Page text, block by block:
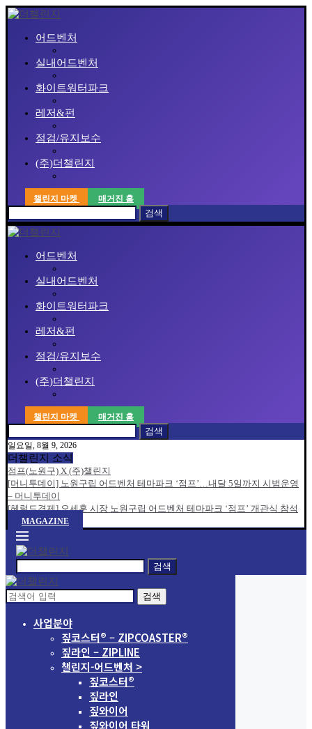
어드벤처
실내어드벤처
화이트워터파크
레저&펀
점검/유지보수
(주)더챌린지
챌린지 마켓 매거진 홈
검색
어드벤처
실내어드벤처
화이트워터파크
레저&펀
점검/유지보수
(주)더챌린지
챌린지 마켓 매거진 홈
검색
일요일, 8월 9, 2026
더챌린지 소식
점프(노원구) X (주)챌린지
[머니투데이] 노원구립 어드벤처 테마파크 ‘점프’…내달 5일까지 시범운영
– 머니투데이
[헤럴드경제] 오세훈 시장 노원구립 어드벤처 테마파크 ‘점프’ 개관식 참석
MAGAZINE
검색
검색
사업분야
짚코스터® – ZIPCOASTER®
짚라인 – ZIPLINE
챌린지-어드벤처 >
짚코스터®
짚라인
짚와이어
짚와이어 타워